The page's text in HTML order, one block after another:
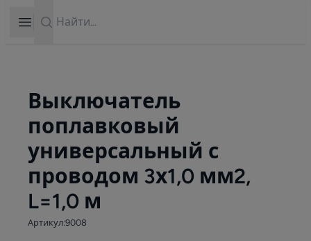
Open sidebar
Выключатель
поплавковый
универсальный с
проводом 3х1,0 мм2,
L=1,0 м
Артикул:9008